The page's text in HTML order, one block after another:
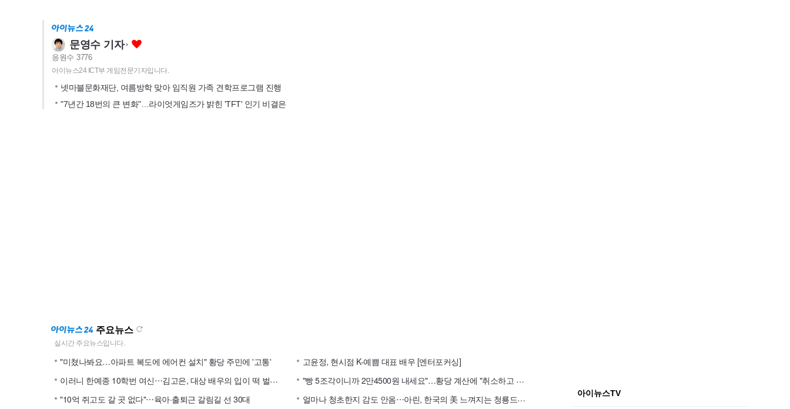
문영수 기자
응원수 3776
아이뉴스24 ICT부 게임전문기자입니다.
넷마블문화재단, 여름방학 맞아 임직원 가족 견학프로그램 진행
"7년간 18번의 큰 변화"…라이엇게임즈가 밝힌 'TFT' 인기 비결은
주요뉴스
"미쳤나봐요…아파트 복도에 에어컨 설치" 황당 주민에 '고통'
이
러니 한예종 10학번 여신⋯김고은, 대상 배우의 입이 떡 벌어지는 실물 미모 [엔터포커싱]
"10억 쥐고도 갈 곳 없다"⋯육아·출퇴근 갈림길 선 30대
고윤정, 현시점 K-예쁨 대표 배우 [엔터포커싱]
"
빵 5조각이니까 2만4500원 내세요"…황당 계산에 "취소하고 나와"
얼
마나 청초한지 감도 안옴⋯아린, 한국의 美 느껴지는 청룡드레스 [엔터포커싱]
아이뉴스TV